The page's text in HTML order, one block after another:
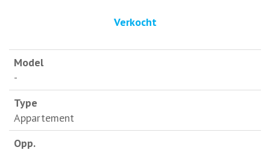
Verkocht
-
Appartement